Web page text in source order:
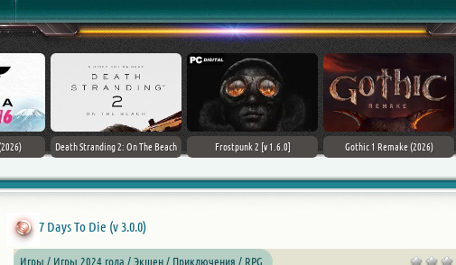
Death Stranding 2: On The Beach Frostpunk 2 [v 1.6.0] Gothic 1 Remake (2026)
7 Days To Die (v 3.0.0)
Игры / Игры 2024 года / Экшен / Приключения / RPG